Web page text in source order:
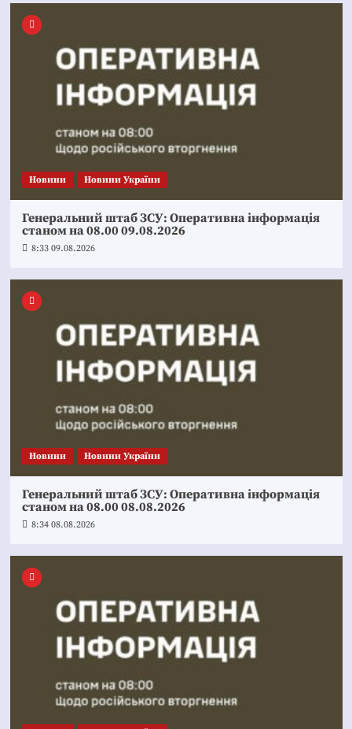
Новини Новини України
Генеральний штаб ЗСУ: Оперативна інформація
станом на 08.00 09.08.2026
8:33 09.08.2026
Новини Новини України
Генеральний штаб ЗСУ: Оперативна інформація
станом на 08.00 08.08.2026
8:34 08.08.2026